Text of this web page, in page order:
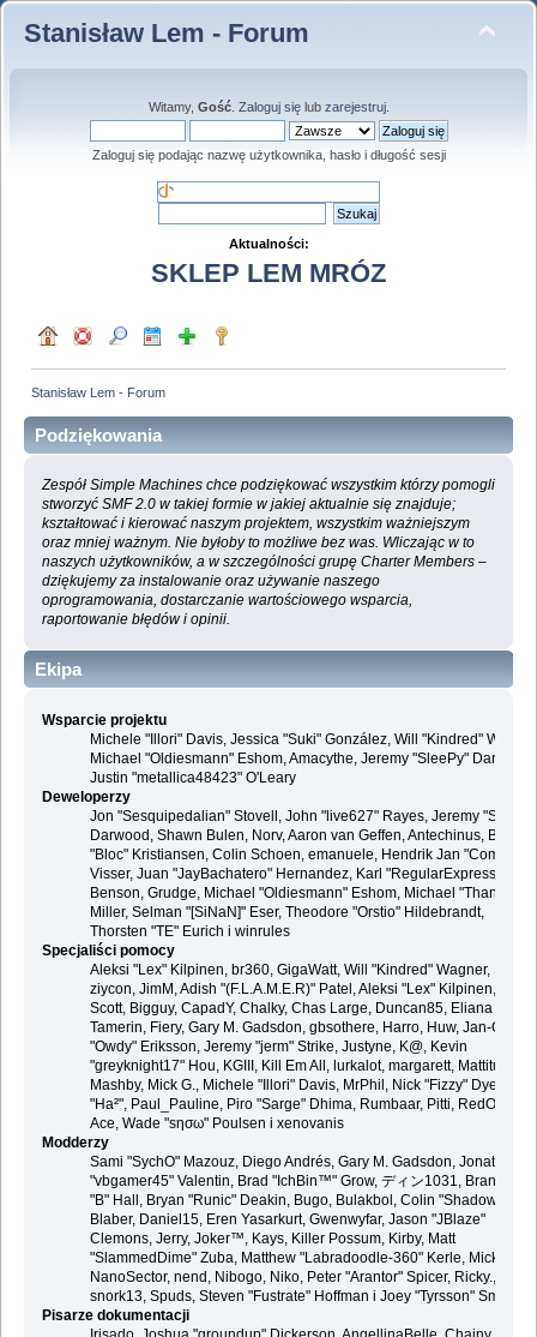
Stanisław Lem - Forum
Witamy, Gość. Zaloguj sięlub zarejestruj.
Zaloguj się podając nazwę użytkownika, hasło i długość sesji
Aktualności:
SKLEP LEM MRÓZ
Stanisław Lem - Forum
Podziękowania
Zespół Simple Machines chce podziękować wszystkim którzy pomogli
stworzyć SMF 2.0 w takiej formie w jakiej aktualnie się znajduje;
kształtować i kierować naszym projektem, wszystkim ważniejszym
oraz mniej ważnym. Nie byłoby to możliwe bez was. Wliczając w to
naszych użytkowników, a w szczególności grupę Charter Members –
dziękujemy za instalowanie oraz używanie naszego
oprogramowania, dostarczanie wartościowego wsparcia,
raportowanie błędów i opinii.
Ekipa
Wsparcie projektu
Michele "Illori" Davis, Jessica "Suki" González, Will "Kindred"
Michael "Oldiesmann" Eshom, Amacythe, Jeremy "SleePy" Darwood
Justin "metallica48423" O'Leary
Deweloperzy
Jon "Sesquipedalian" Stovell, John "live627" Rayes, Jeremy
Darwood, Shawn Bulen, Norv, Aaron van Geffen, Antechinus, Bjoern
"Bloc" Kristiansen, Colin Schoen, emanuele, Hendrik Jan "Compuart"
Visser, Juan "JayBachatero" Hernandez, Karl "RegularExpression"
Benson, Grudge, Michael "Oldiesmann" Eshom, Michael "Thantos"
Miller, Selman "[SiNaN]" Eser, Theodore "Orstio" Hildebrandt,
Thorsten "TE" Eurich i winrules
Specjaliści pomocy
Aleksi "Lex" Kilpinen, br360, GigaWatt, Will "Kindred" Wagner, Steve,
ziycon, JimM, Adish "(F.L.A.M.E.R)" Patel, Aleksi "Lex" Kilpinen, Ben
Scott, Bigguy, CapadY, Chalky, Chas Large, Duncan85, Eliana
Tamerin, Fiery, Gary M. Gadsdon, gbsothere, Harro, Huw, Jan-Olof
"Owdy" Eriksson, Jeremy "jerm" Strike, Justyne, K@, Kevin
"greyknight17" Hou, KGIII, Kill Em All, lurkalot, margarett, Mattitude,
Mashby, Mick G., Michele "Illori" Davis, MrPhil, Nick "Fizzy" Dyer, Nick
"Ha²", Paul_Pauline, Piro "Sarge" Dhima, Rumbaar, Pitti, RedOne, S-
Ace, Wade "sησω" Poulsen i xenovanis
Modderzy
Sami "SychO" Mazouz, Diego Andrés, Gary M. Gadsdon, Jonathan
"vbgamer45" Valentin, Brad "IchBin™" Grow, ディン1031, Brannon
"B" Hall, Bryan "Runic" Deakin, Bugo, Bulakbol, Colin "Shadow82x"
Blaber, Daniel15, Eren Yasarkurt, Gwenwyfar, Jason "JBlaze"
Clemons, Jerry, Joker™, Kays, Killer Possum, Kirby, Matt
"SlammedDime" Zuba, Matthew "Labradoodle-360" Kerle, Mick.,
NanoSector, nend, Nibogo, Niko, Peter "Arantor" Spicer, Ricky.,
snork13, Spuds, Steven "Fustrate" Hoffman i Joey "Tyrsson" Smith
Pisarze dokumentacji